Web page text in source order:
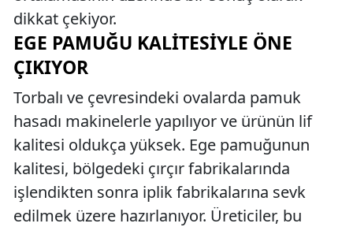
dikkat çekiyor.
EGE PAMUĞU KALITESIYLE ÖNE
ÇIKIYOR
Torbalı ve çevresindeki ovalarda pamuk
hasadı makinelerle yapılıyor ve ürünün lif
kalitesi oldukça yüksek. Ege pamuğunun
kalitesi, bölgedeki çırçır fabrikalarında
işlendikten sonra iplik fabrikalarına sevk
edilmek üzere hazırlanıyor. Üreticiler, bu